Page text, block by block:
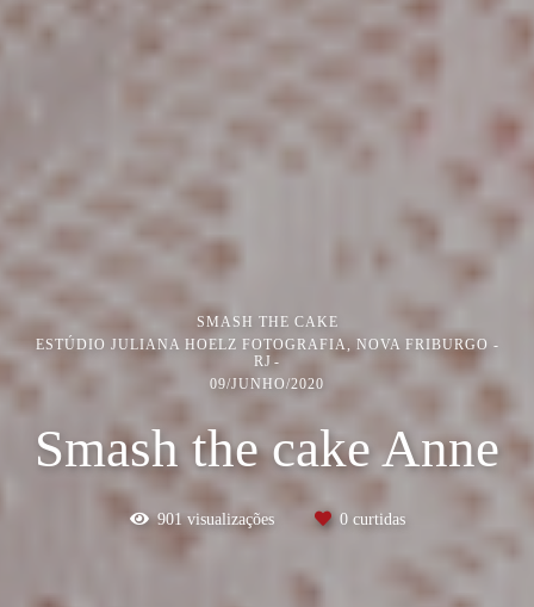
SMASH THE CAKE
ESTÚDIO JULIANA HOELZ FOTOGRAFIA, NOVA FRIBURGO -
RJ
09/JUNHO/2020
Smash the cake Anne
901visualizações 0curtidas